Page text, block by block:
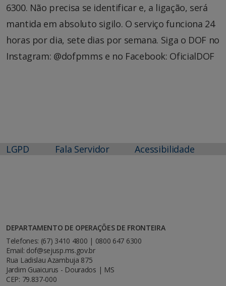
6300. Não precisa se identificar e, a ligação, será
mantida em absoluto sigilo. O serviço funciona 24
horas por dia, sete dias por semana. Siga o DOF no
Instagram: @dofpmms e no Facebook: OficialDOF
LGPD Fala Servidor Acessibilidade
DEPARTAMENTO DE OPERAÇÕES DE FRONTEIRA
Telefones: (67) 3410 4800 | 0800 647 6300
Email: dof@sejusp.ms.gov.br
Rua Ladislau Azambuja 875
Jardim Guaicurus - Dourados | MS
CEP: 79.837-000